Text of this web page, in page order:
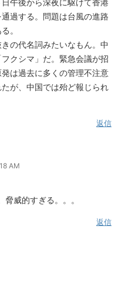
午後から深夜に駆けて香港
過する。問題は台風の進路
。
の代名詞みたいなもん。中
クシマ」だ。緊急会議が招
は過去に多くの管理不注意
が、中国では殆ど報じられ
返信
AM
威的すぎる。。。
返信